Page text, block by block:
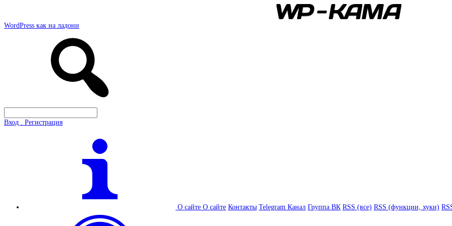
WordPress как на ладони
Вход . Регистрация
О сайте О сайте Контакты Telegram Канал Группа ВК RSS (все) RSS (функции, хуки)